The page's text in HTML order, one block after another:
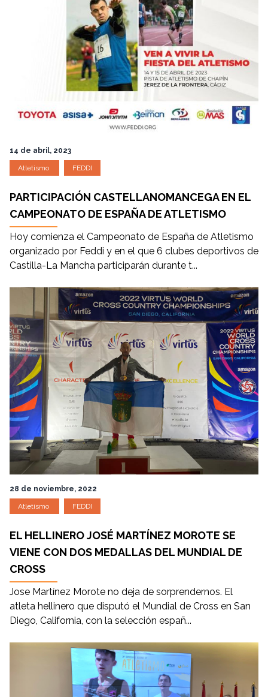
14 de abril, 2023
Atletismo FEDDI
PARTICIPACIÓN CASTELLANOMANCEGA EN EL
CAMPEONATO DE ESPAÑA DE ATLETISMO
Hoy comienza el Campeonato de España de Atletismo
organizado por Feddi y en el que 6 clubes deportivos de
Castilla-La Mancha participarán durante t...
28 de noviembre, 2022
Atletismo FEDDI
EL HELLINERO JOSÉ MARTÍNEZ MOROTE SE
VIENE CON DOS MEDALLAS DEL MUNDIAL DE
CROSS
Jose Martínez Morote no deja de sorprendernos. El
atleta hellinero que disputó el Mundial de Cross en San
Diego, California, con la selección españ...